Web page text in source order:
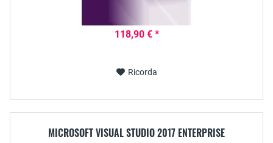
118,90 € *
Ricorda
MICROSOFT VISUAL STUDIO 2017 ENTERPRISE